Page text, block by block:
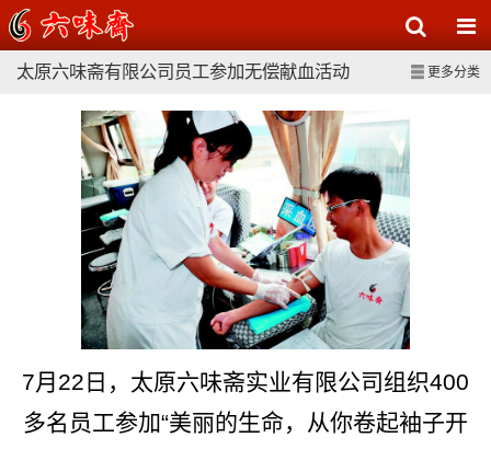
更多分类
太原六味斋有限公司 员工参加无偿献血活动
7月22日，太原六味斋实业有限公司组织400
多名员工参加“美丽的生命，从你卷起袖子开